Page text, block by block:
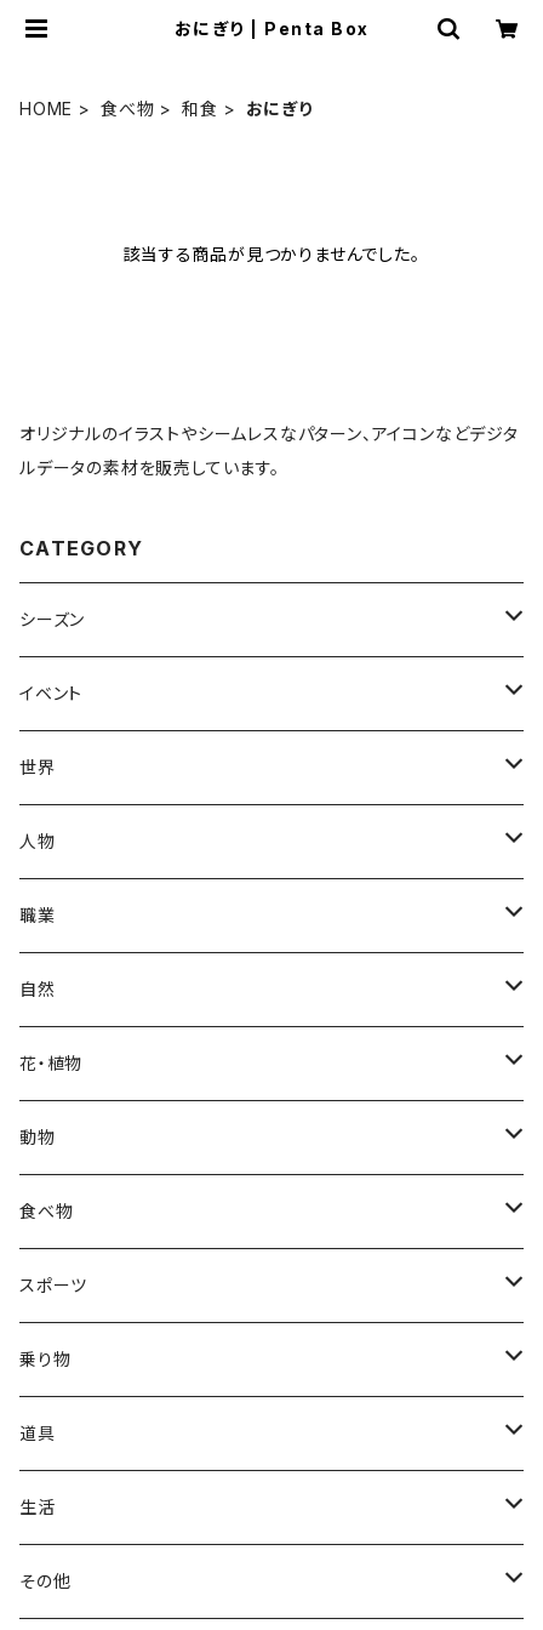
おにぎり | Penta Box
HOME 食べ物 和食 おにぎり
該当する商品が見つかりませんでした。
オリジナルのイラストやシームレスなパターン、アイコンなどデジタ
ルデータの素材を販売しています。
CATEGORY
シーズン
春
夏
秋
冬
イベント
出産・育児
母の日
中秋節
クリスマス
福袋
ブラックフライデー
ハロウィン
正月
端午の節句
結婚式
父の日
節分
世界
ハワイアン
パリ
ロシアン
アフリカン
日本
ヨーロッパ
トライバル
中国
北欧
人物
赤ちゃん
女性
男性
子供
サンタクロース
七福神
金太郎
天使
シニア
おばけ
職業
医者
自然
海
雲
星
雫
貝殻
山
木
川
花・植物
カーネーション
梅
桜
プルメリア
野バラ
牡丹
ひまわり
動物
ネコ
ウマ
サイ
チンパンジー
トリ
ツル
サカナ
食べ物
スイーツ
かき氷
アイス
フルーツ
スイカ
イチゴ
和食
お雑煮
鏡餅
野菜
ナス
飲み物
スポーツ
相撲
乗り物
車
道具
ファッション
サングラス
文房具
生活
花粉症
その他